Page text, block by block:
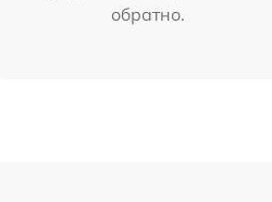
обратно.